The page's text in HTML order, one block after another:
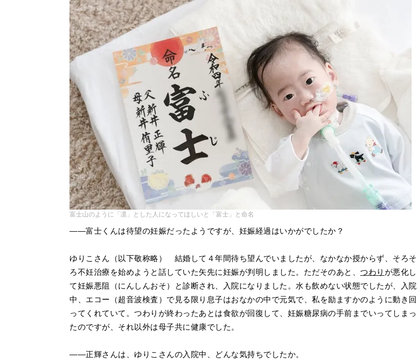
富士山のように「凛」とした人になってほしいと「富士」と命名
――富士くんは待望の妊娠だったようですが、妊娠経過はいかがでしたか？
ゆりこさん（以下敬称略） 結婚して４年間待ち望んでいましたが、なかなか授からず、そろそ
ろ不妊治療を始めようと話していた矢先に妊娠が判明しました。ただそのあと、 つわり が悪化し
て妊娠悪阻（にんしんおそ）と診断され、入院になりました。水も飲めない状態でしたが、入院
中、エコー（超音波検査）で見る限り息子はおなかの中で元気で、私を励ますかのように動き回
ってくれていて。つわりが終わったあとは食欲が回復して、妊娠糖尿病の手前までいってしまっ
たのですが、それ以外は母子共に健康でした。
――正輝さんは、ゆりこさんの入院中、どんな気持ちでしたか。